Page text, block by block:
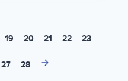
19 20 21 22 23
27 28